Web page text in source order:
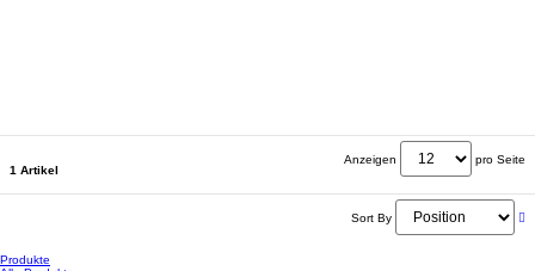
1 Artikel
Anzeigen pro Seite
Sort By
Produkte